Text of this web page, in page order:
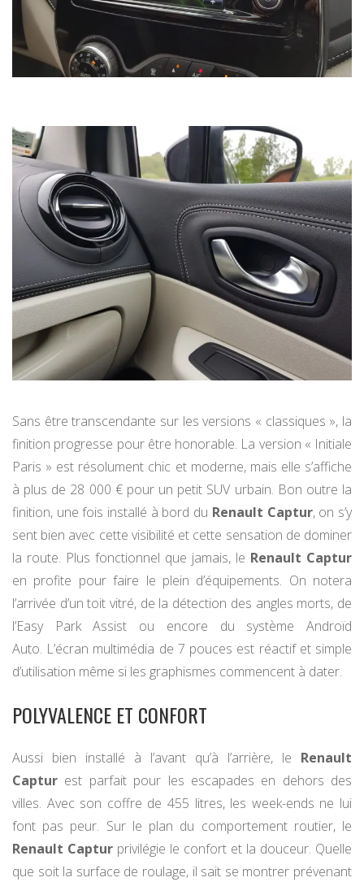
Sans être transcendante sur les versions « classiques », la
finition progresse pour être honorable. La version « Initiale
Paris » est résolument chic et moderne, mais elle s’affiche
à plus de 28 000 € pour un petit SUV urbain. Bon outre la
finition, une fois installé à bord du Renault Captur, on s’y
sent bien avec cette visibilité et cette sensation de dominer
la route. Plus fonctionnel que jamais, le Renault Captur
en profite pour faire le plein d’équipements. On notera
l’arrivée d’un toit vitré, de la détection des angles morts, de
l’Easy Park Assist ou encore du système Androïd
Auto. L’écran multimédia de 7 pouces est réactif et simple
d’utilisation même si les graphismes commencent à dater.
POLYVALENCE ET CONFORT
Aussi bien installé à l’avant qu’à l’arrière, le Renault
Captur est parfait pour les escapades en dehors des
villes. Avec son coffre de 455 litres, les week-ends ne lui
font pas peur. Sur le plan du comportement routier, le
Renault Captur privilégie le confort et la douceur. Quelle
que soit la surface de roulage, il sait se montrer prévenant